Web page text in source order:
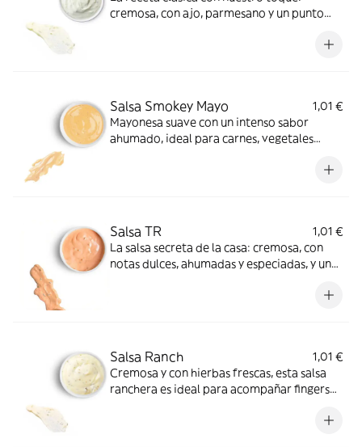
cremosa, con ajo, parmesano y un punto
Salsa Smokey Mayo
1,01 €
Mayonesa suave con un intenso sabor
ahumado, ideal para carnes, vegetales
Salsa TR
1,01 €
La salsa secreta de la casa: cremosa, con
notas dulces, ahumadas y especiadas, y un
Salsa Ranch
1,01 €
Cremosa y con hierbas frescas, esta salsa
ranchera es ideal para acompañar fingers